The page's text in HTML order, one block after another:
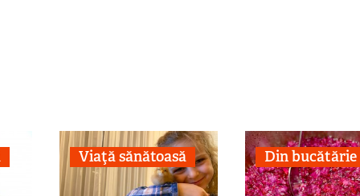
Viaţă sănătoasă Din bucătărie